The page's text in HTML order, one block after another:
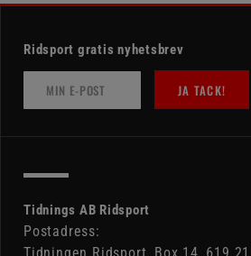
Ridsport gratis nyhetsbrev
JA TACK!
Tidnings AB Ridsport
Postadress:
Tidningen Ridsport, Box 14, 619